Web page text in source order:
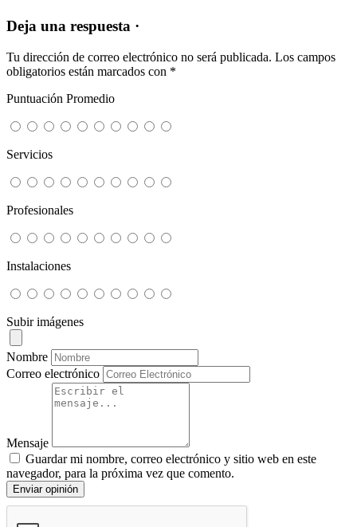
Deja una respuesta ·
Tu dirección de correo electrónico no será publicada. Los campos
obligatorios están marcados con *
Puntuación Promedio
Servicios
Profesionales
Instalaciones
Subir imágenes
Nombre
Correo electrónico
Mensaje
Guardar mi nombre, correo electrónico y sitio web en este
navegador, para la próxima vez que comento.
Enviar opinión